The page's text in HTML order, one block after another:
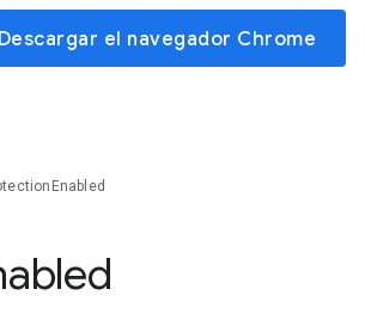
Descargar el navegador Chrome